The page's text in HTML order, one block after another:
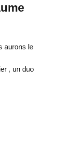
aurons le
, un duo